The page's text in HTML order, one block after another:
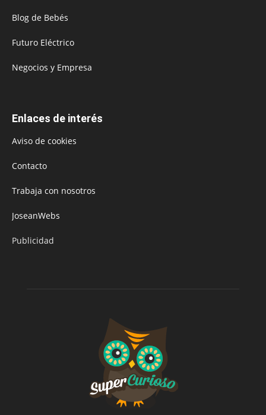
Blog de Bebés
Futuro Eléctrico
Negocios y Empresa
Enlaces de interés
Aviso de cookies
Contacto
Trabaja con nosotros
JoseanWebs
Publicidad